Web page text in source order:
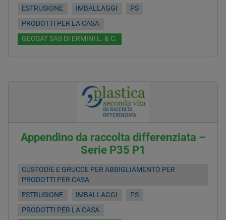
ESTRUSIONE
IMBALLAGGI
PS
PRODOTTI PER LA CASA
GEOSAT SAS DI ERMINI L. & C.
Appendino da raccolta differenziata –
Serie P35 P1
CUSTODIE E GRUCCE PER ABBIGLIAMENTO PER
PRODOTTI PER CASA
ESTRUSIONE
IMBALLAGGI
PS
PRODOTTI PER LA CASA